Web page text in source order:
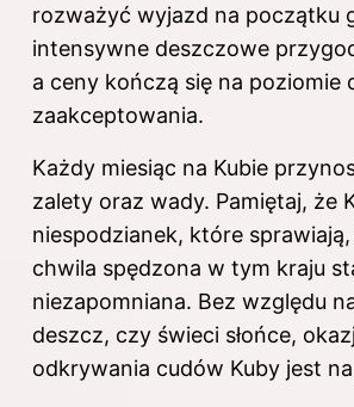
rozważyć wyjazd na początku
intensywne deszczowe
a ceny kończą się na poziomie
zaakceptowania.
Każdy miesiąc na Kubie
zalety oraz wady. Pamiętaj, że
niespodzianek, które
chwila spędzona w tym kraju
niezapomniana. Bez względu
deszcz, czy świeci słońce,
odkrywania cudów Kuby jest